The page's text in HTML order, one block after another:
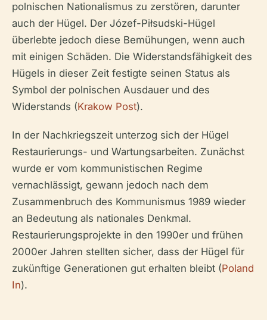
polnischen Nationalismus zu zerstören, darunter
auch der Hügel. Der Józef-Piłsudski-Hügel
überlebte jedoch diese Bemühungen, wenn auch
mit einigen Schäden. Die Widerstandsfähigkeit des
Hügels in dieser Zeit festigte seinen Status als
Symbol der polnischen Ausdauer und des
Widerstands (Krakow Post).
In der Nachkriegszeit unterzog sich der Hügel
Restaurierungs- und Wartungsarbeiten. Zunächst
wurde er vom kommunistischen Regime
vernachlässigt, gewann jedoch nach dem
Zusammenbruch des Kommunismus 1989 wieder
an Bedeutung als nationales Denkmal.
Restaurierungsprojekte in den 1990er und frühen
2000er Jahren stellten sicher, dass der Hügel für
zukünftige Generationen gut erhalten bleibt (Poland
In).